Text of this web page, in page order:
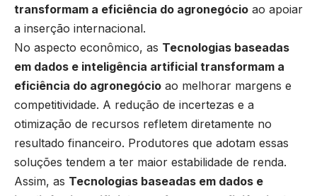
transformam a eficiência do agronegócio ao apoiar
a inserção internacional.
No aspecto econômico, as Tecnologias baseadas
em dados e inteligência artificial transformam a
eficiência do agronegócio ao melhorar margens e
competitividade. A redução de incertezas e a
otimização de recursos refletem diretamente no
resultado financeiro. Produtores que adotam essas
soluções tendem a ter maior estabilidade de renda.
Assim, as Tecnologias baseadas em dados e